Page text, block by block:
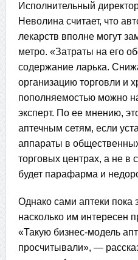
Исполнительный
Неволина считает, что
лекарств вполне могут
метро. «Затраты на его
содержание ларька.
организацию торговли и
пополняемостью можно
эксперт. По ее мнению,
аптечным сетям, если
аппараты в
торговых центрах, а не в
будет парафарма и
Однако сами аптеки пока
насколько им интересен
«Такую бизнес-модель
просчитывали», —